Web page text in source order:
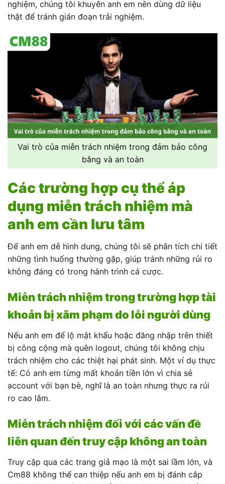
nghiệm, chúng tôi khuyên anh em nên dùng dữ liệu
thật để tránh gián đoạn trải nghiệm.
Vai trò của miễn trách nhiệm trong đảm bảo công
bằng và an toàn
Các trường hợp cụ thể áp
dụng miễn trách nhiệm mà
anh em cần lưu tâm
Để anh em dễ hình dung, chúng tôi sẽ phân tích chi tiết
những tình huống thường gặp, giúp tránh những rủi ro
không đáng có trong hành trình cá cược.
Miễn trách nhiệm trong trường hợp tài
khoản bị xâm phạm do lỗi người dùng
Nếu anh em để lộ mật khẩu hoặc đăng nhập trên thiết
bị công cộng mà quên logout, chúng tôi không chịu
trách nhiệm cho các thiệt hại phát sinh. Một ví dụ thực
tế: Có anh em từng mất khoản tiền lớn vì chia sẻ
account với bạn bè, nghĩ là an toàn nhưng thực ra rủi
ro cao lắm.
Miễn trách nhiệm đối với các vấn đề
liên quan đến truy cập không an toàn
Truy cập qua các trang giả mạo là một sai lầm lớn, và
Cm88 không thể can thiệp nếu anh em bị đánh cắp